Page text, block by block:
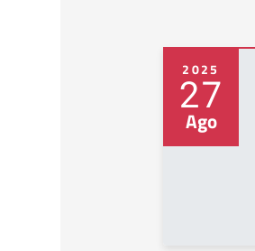
2025
27
Ago